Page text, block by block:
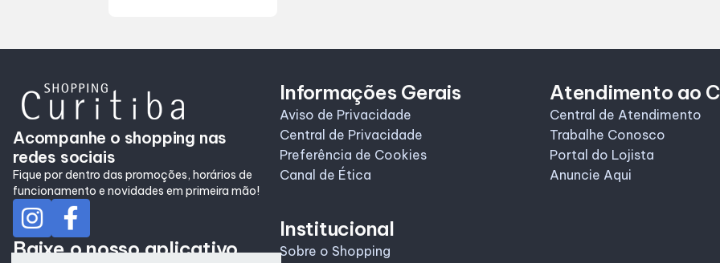
Acompanhe o shopping nas
redes sociais
Fique por dentro das promoções, horários de
funcionamento e novidades em primeira mão!
Baixe o nosso aplicativo
Informações Gerais
Aviso de Privacidade
Central de Privacidade
Preferência de Cookies
Canal de Ética
Institucional
Sobre o Shopping
Atendimento ao
Central de Atendimento
Trabalhe Conosco
Portal do Lojista
Anuncie Aqui